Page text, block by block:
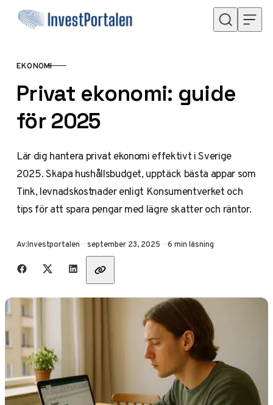
Hoppa till innehåll
KATEGORI
EKONOMI
Privat ekonomi: guide
för 2025
Lär dig hantera privat ekonomi effektivt i Sverige
2025. Skapa hushållsbudget, upptäck bästa appar som
Tink, levnadskostnader enligt Konsumentverket och
tips för att spara pengar med lägre skatter och räntor.
Av:Investportalen Publicerad
september 23, 2025 6 min läsning
Dela med vänner